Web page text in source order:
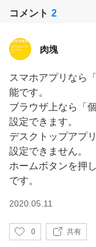
コメント 2
肉塊
スマホアプリなら
能です。
ブラウザ上なら「
設定できます。
デスクトップアプ
設定できません。
ホームボタンを押
です。
2020.05.11
い
0 共有